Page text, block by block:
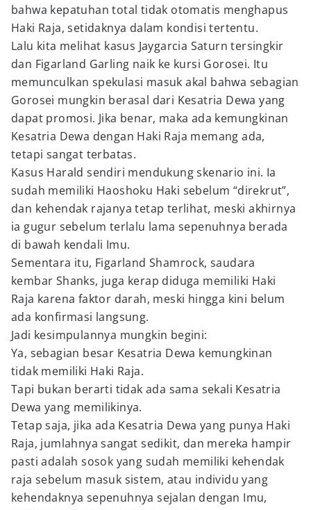
bahwa kepatuhan total tidak otomatis menghapus
Haki Raja, setidaknya dalam kondisi tertentu.
Lalu kita melihat kasus Jaygarcia Saturn tersingkir
dan Figarland Garling naik ke kursi Gorosei. Itu
memunculkan spekulasi masuk akal bahwa sebagian
Gorosei mungkin berasal dari Kesatria Dewa yang
dapat promosi. Jika benar, maka ada kemungkinan
Kesatria Dewa dengan Haki Raja memang ada,
tetapi sangat terbatas.
Kasus Harald sendiri mendukung skenario ini. Ia
sudah memiliki Haoshoku Haki sebelum “direkrut”,
dan kehendak rajanya tetap terlihat, meski akhirnya
ia gugur sebelum terlalu lama sepenuhnya berada
di bawah kendali Imu.
Sementara itu, Figarland Shamrock, saudara
kembar Shanks, juga kerap diduga memiliki Haki
Raja karena faktor darah, meski hingga kini belum
ada konfirmasi langsung.
Jadi kesimpulannya mungkin begini:
Ya, sebagian besar Kesatria Dewa kemungkinan
tidak memiliki Haki Raja.
Tapi bukan berarti tidak ada sama sekali Kesatria
Dewa yang memilikinya.
Tetap saja, jika ada Kesatria Dewa yang punya Haki
Raja, jumlahnya sangat sedikit, dan mereka hampir
pasti adalah sosok yang sudah memiliki kehendak
raja sebelum masuk sistem, atau individu yang
kehendaknya sepenuhnya sejalan dengan Imu,